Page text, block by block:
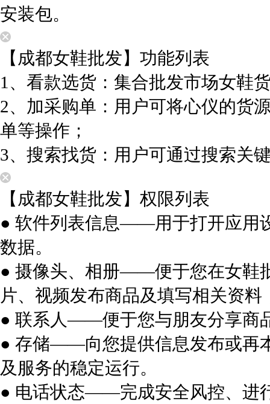
安装包。
【成都女鞋批发】功能列表
1、看款选货：集合批发市场女鞋
2、加采购单：用户可将心仪的货
单等操作；
3、搜索找货：用户可通过搜索关
【成都女鞋批发】权限列表
● 软件列表信息——用于打开应用
数据。
● 摄像头、相册——便于您在女鞋
片、视频发布商品及填写相关资
● 联系人——便于您与朋友分享商
● 存储——向您提供信息发布或再
及服务的稳定运行。
● 电话状态——完成安全风控、进